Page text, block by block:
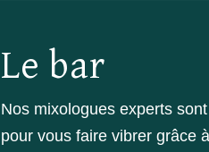
Le bar
Nos mixologues experts
pour vous faire vibrer grâce